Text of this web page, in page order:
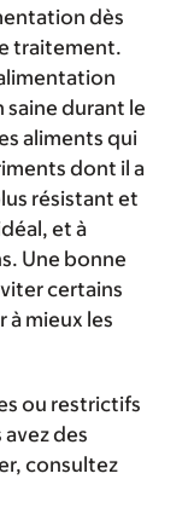
dès
traitement.
durant le
aliments qui
dont il a
résistant et
et à
Une bonne
certains
à mieux les
ou restrictifs
des
consultez